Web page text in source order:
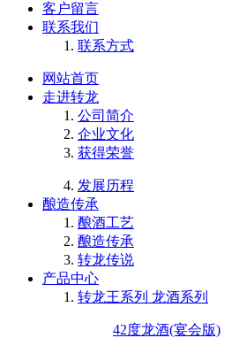
客户留言
联系我们
联系方式
网站首页
走进转龙
公司简介
企业文化
获得荣誉
发展历程
酿造传承
酿酒工艺
酿造传承
转龙传说
产品中心
转龙王系列 龙酒系列
42度龙酒(宴会版)